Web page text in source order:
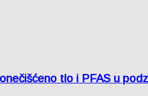
tlo i PFAS u